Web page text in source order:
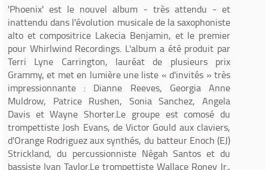
'Phoenix' est le nouvel album - très attendu - et
inattendu dans l'évolution musicale de la saxophoniste
alto et compositrice Lakecia Benjamin, et le premier
pour Whirlwind Recordings. L'album a été produit par
Terri Lyne Carrington, lauréat de plusieurs prix
Grammy, et met en lumière une liste « d'invités » très
impressionnante : Dianne Reeves, Georgia Anne
Muldrow, Patrice Rushen, Sonia Sanchez, Angela
Davis et Wayne Shorter.Le groupe est comosé du
trompettiste Josh Evans, de Victor Gould aux claviers,
d'Orange Rodriguez aux synthés, du batteur Enoch (EJ)
Strickland, du percussionniste Nêgah Santos et du
bassiste Ivan Taylor.Le trompettiste Wallace Roney Jr.,